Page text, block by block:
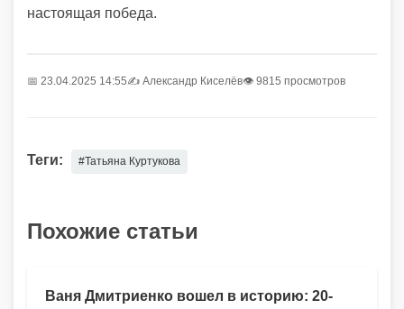
настоящая победа.
📅 23.04.2025 14:55✍️ Александр Киселёв👁 9815 просмотров
Теги: #Татьяна Куртукова
Похожие статьи
Ваня Дмитриенко вошел в историю: 20-